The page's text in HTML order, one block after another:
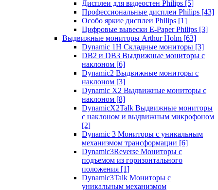
Дисплеи для видеостен Philips [5]
Профессиональные дисплеи Philips [43]
Особо яркие дисплеи Philips [1]
Цифровые вывески E-Paper Philips [3]
Выдвижные мониторы Arthur Holm [63]
Dynamic 1Н Складные мониторы [3]
DB2 и DB3 Выдвижные мониторы с
наклоном [6]
Dynamic2 Выдвижные мониторы с
наклоном [3]
Dynamic X2 Выдвижные мониторы с
наклоном [8]
DynamicX2Talk Выдвижные мониторы
с наклоном и выдвижным микрофоном
[2]
Dynamic 3 Мониторы с уникальным
механизмом трансформации [6]
Dynamic3Reverse Мониторы с
подъемом из горизонтального
положения [1]
Dynamic3Talk Мониторы с
уникальным механизмом